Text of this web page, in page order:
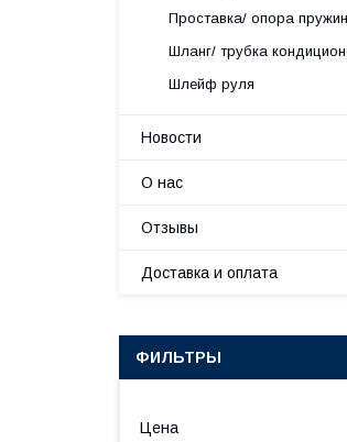
Проставка/ опора
Шланг/ трубка
Шлейф руля
Новости
О нас
Отзывы
Доставка и оплата
ФИЛЬТРЫ
Цена